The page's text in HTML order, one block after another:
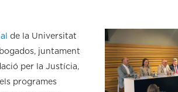
de la Universitat
juntament
per la Justícia,
programes